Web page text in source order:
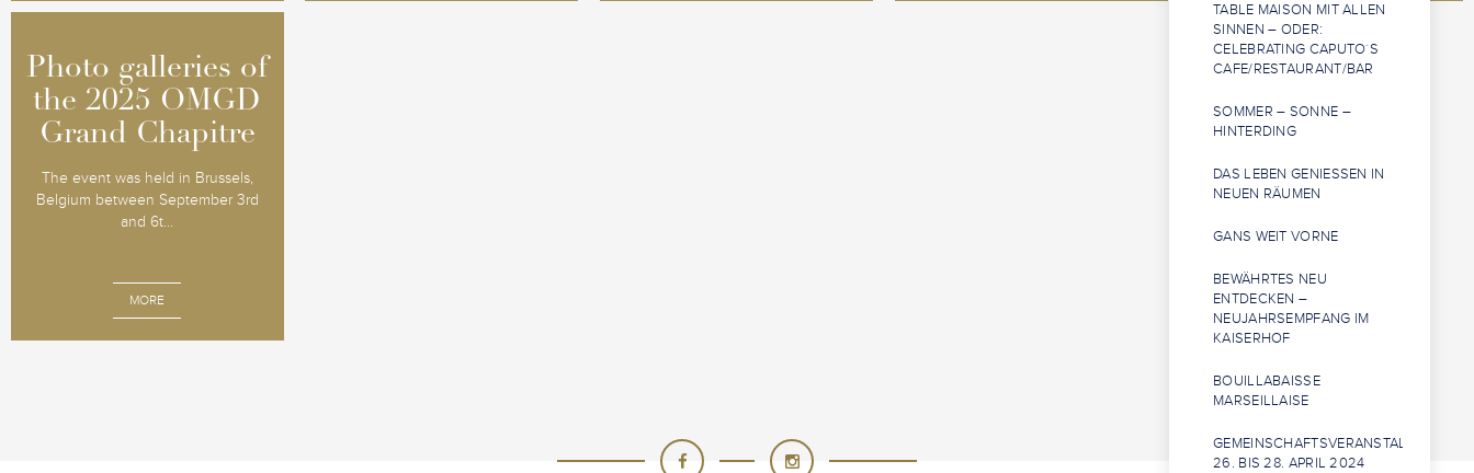
TABLE MAISON MIT ALLEN
SINNEN – ODER:
CELEBRATING CAPUTO`S
CAFE/RESTAURANT/BAR
SOMMER – SONNE –
HINTERDING
DAS LEBEN GENIESSEN IN N
EUEN RÄUMEN
GANS WEIT VORNE
BEWÄHRTES NEU
ENTDECKEN –
NEUJAHRSEMPFANG IM
KAISERHOF
BOUILLABAISSE
MARSEILLAISE
GEMEINSCHAFTSVERANSTALTUNG
26. BIS 28. APRIL 2024
Photo galleries of
the 2025 OMGD
Grand Chapitre
The event was held in Brussels,
Belgium between September 3rd
and 6t...
MORE
Photo galleries of
the 2025 OMGD
Grand Chapitre